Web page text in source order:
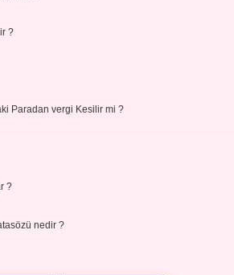
?
Paradan vergi Kesilir mi ?
?
nedir ?